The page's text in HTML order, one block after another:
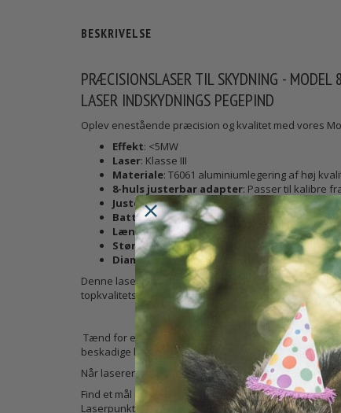
BESKRIVELSE
PRÆCISIONSLASER TIL SKYDNING - MODEL
LASER INDSKYDNINGS PEGEPIND
Oplev enestående præcision og kvalitet med vores
Effekt: <5MW
Laser: Klasse III
Materiale: T6061 aluminiumlegering af høj
8-huls justerbar adapter: Passer til kalibre
Justeringsfri laser: Gør indskydningen mere
Batteri: 1 * CR2 batteri
Længde: 166 mm
Størrelse: 166x18 mm
Diameter
: 4,2 mm
Denne laser er designet til jagt- og
topkvalitets præcisionslaser.
Tænd for enheden ved at sætte batterierne i laseren
beskadige batterierne. Spænd hætten ved at dreje
Når laseren er aktiveret, placeres ”boresight” lseren
Find et mål op til 100 meter væk
, hvor laseren tydeligt
Laserpunktet er det teoretiske kryds punkt